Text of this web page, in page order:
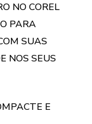
NO COREL
PARA
SUAS
NOS SEUS
E